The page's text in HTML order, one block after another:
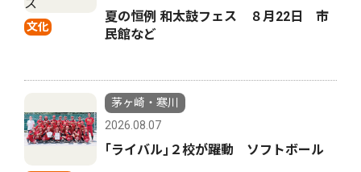
文化
夏の恒例 和太鼓フェス ８月22日 市
民館など
茅ヶ崎・寒川
2026.08.07
｢ライバル｣２校が躍動 ソフトボール